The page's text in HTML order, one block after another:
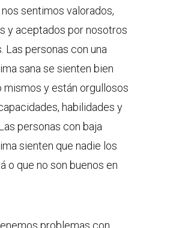
sentimos valorados,
y aceptados por nosotros
Las personas con una
sana se sienten bien
mismos y están orgullosos
habilidades y
personas con baja
sienten que nadie los
o que no son buenos en
problemas con